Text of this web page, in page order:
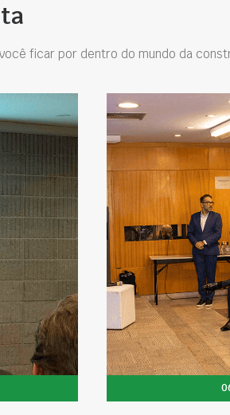
ficar por dentro do mundo da